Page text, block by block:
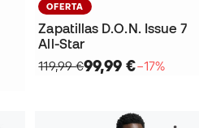
OFERTA
Zapatillas D.O.N. Issue 7
All-Star
119,99 €99,99 €−17%